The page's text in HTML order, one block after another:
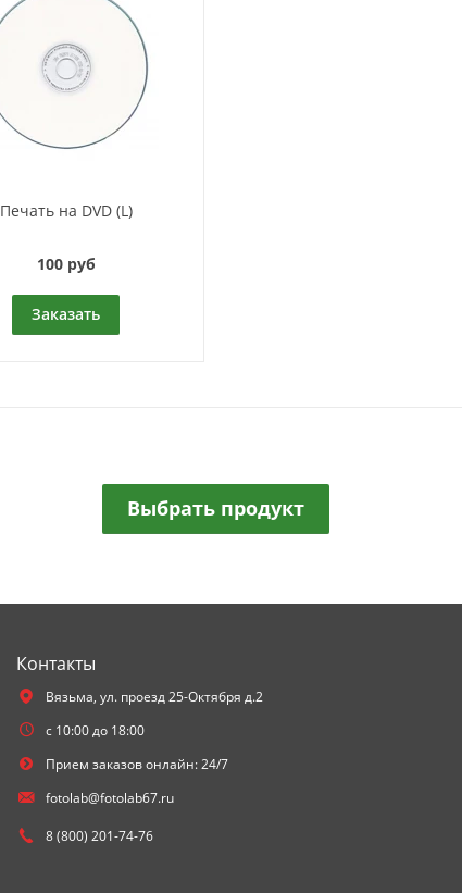
Печать на DVD (L)
100 руб
Заказать
Выбрать продукт
Контакты
Вязьма, ул. проезд 25-Октября д.2
с 10:00 до 18:00
Прием заказов онлайн: 24/7
fotolab@fotolab67.ru
8 (800) 201-74-76